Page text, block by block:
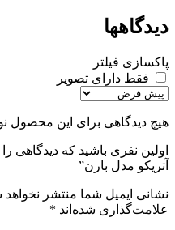
دیدگاهها
پاکسازی فیلتر
فقط دارای تصویر
هیچ دیدگاهی برای این محصول
اولین نفری باشید که دیدگاهی
آتریکو مدل بارن”
نشانی ایمیل شما منتشر
علامت‌گذاری شده‌اند *